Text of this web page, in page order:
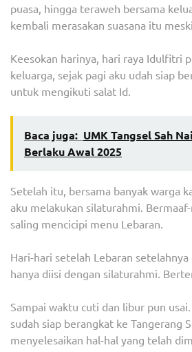
puasa, hingga teraweh bersama
kembali merasakan suasana itu
Keesokan harinya, hari raya Idulfitri
keluarga, sejak pagi aku udah siap
untuk mengikuti salat Id.
Baca juga: UMK Tangsel Sah
Berlaku Awal 2025
Setelah itu, bersama banyak warga
aku melakukan silaturahmi.
saling mencicipi menu Lebaran.
Hari-hari setelah Lebaran
hanya diisi dengan silaturahmi.
Sampai waktu cuti dan libur pun
sudah siap berangkat ke Tangerang
menyelesaikan hal-hal yang telah